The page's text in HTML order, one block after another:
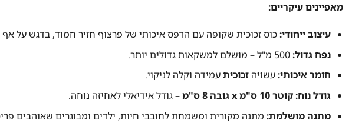
מאפיינים עיקריים:
עיצוב ייחודי:כוס זכוכית שקופה עם הדפס איכותי של פרצוף חזיר חמוד, בדגש על
נפח גדול:500 מ"ל – מושלם למשקאות גדולים יותר.
חומר איכותי:עשויה זכוכיתעמידה וקלה לניקוי.
גודל נוח:קוטר 10 ס"מ x גובה 8 ס"מ
– גודל אידיאלי לאחיזה נוחה.
מתנה מושלמת:מתנה מקורית ומשמחת לחובבי חיות, ילדים ומבוגרים שאוהבים